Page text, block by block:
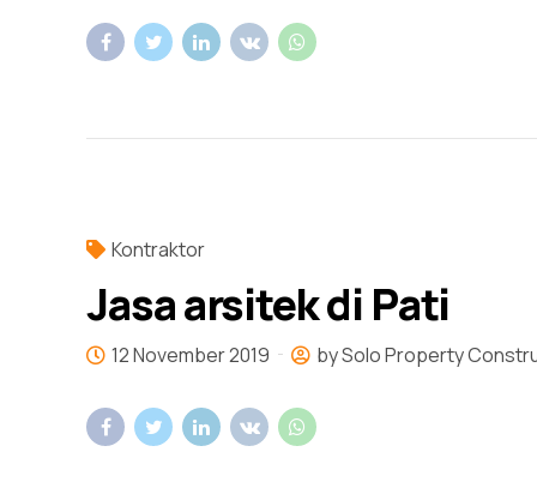
Kontraktor
Jasa arsitek di Pati
12 November 2019 by Solo Property